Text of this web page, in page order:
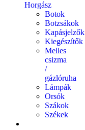
Horgász
Botok
Botzsákok
Kapásjelzők
Kiegészítők
Melles
csizma
/
gázlóruha
Lámpák
Orsók
Szákok
Székek